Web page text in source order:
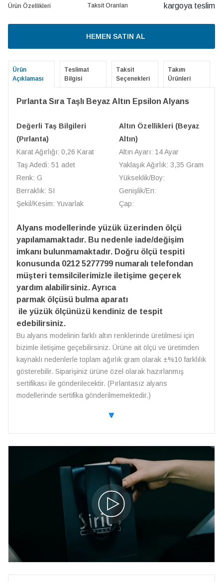
Ürün Özellikleri Taksit Oranları
kargoya teslim
HEMEN SATIN AL
Ürün
Açıklaması
Teslimat
Bilgisi
Taksit
Seçenekleri
Takım
Ürünleri
Pırlanta Sıra Taşlı Beyaz Altın Epsilon Alyans
Değerli Taş Bilgileri
(Pırlanta)
Karat Ağırlığı: 0,26 Karat
Taş Adedi: 51 adet
Renk: G
Berraklık: SI
Şekil/Kesim: Yuvarlak
Altın Özellikleri (Beyaz
Altın)
Altın Ayarı: 14 Ayar
Yaklaşık Ağırlık: 3,35 Gram
Yükseklik/Boy:
Genişlik/En:
Çap:
Alyans modellerinde yüzük üzerinden ölçü
yapılamamaktadır. Bu nedenle iade/değişim
imkanı bulunmamaktadır. Doğru ölçü tespiti
konusunda 0212 5277799 numaralı telefondan
müşteri temsilcilerimizle iletişime geçerek
yardım alabilirsiniz. Ayrıca
parmak ölçüsü bulma aparatı
ile yüzük ölçünüzü kendiniz de tespit
edebilirsiniz.
Bu alyans modelinin farklı altın renklerinde üretilmesi için
bizimle iletişime geçebilirsiniz. Ürüne ait ölçü ve üretimden
kaynaklı nedenlerle toplam ağırlık gram olarak ±%10 farklılık
gösterebilir. Siparişiniz ürüne özel olarak hazırlanmış
sertifikası ile gönderilecektir. (Pırlantasız alyans
modellerinde sertifika gönderilmemektedir.)
🔽